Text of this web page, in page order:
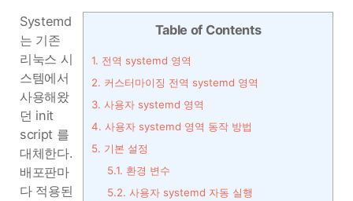
Table of Contents
1. 전역 systemd 영역
2. 커스터마이징 전역 systemd 영역
3. 사용자 systemd 영역
4. 사용자 systemd 영역 동작 방법
5. 기본 설정
5.1. 환경 변수
5.2. 사용자 systemd 자동 실행
Systemd
는 기존
리눅스 시
스템에서
사용해왔
던 init
script 를
대체한다.
배포판마
다 적용된